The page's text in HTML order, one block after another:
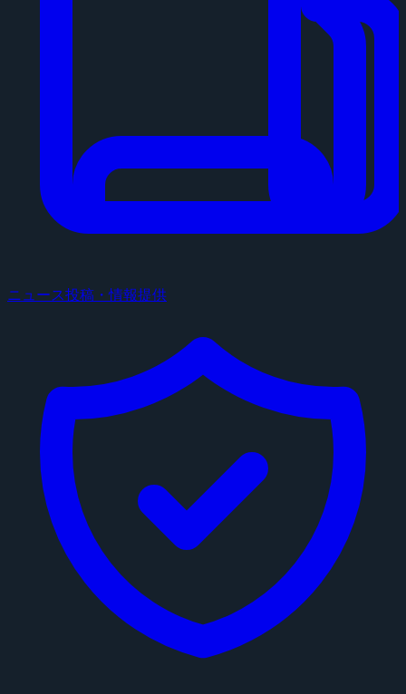
ニュース投稿・情報提供